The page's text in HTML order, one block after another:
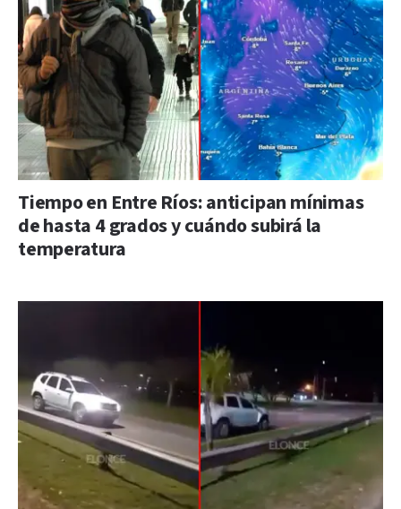
Tiempo en Entre Ríos: anticipan mínimas
de hasta 4 grados y cuándo subirá la
temperatura